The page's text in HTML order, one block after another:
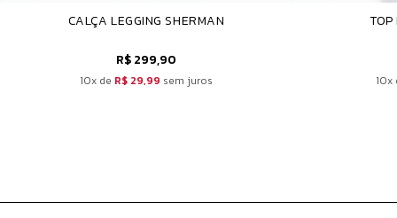
CALÇA LEGGING SHERMAN
R$ 299,90
10x de R$ 29,99 sem juros 10x